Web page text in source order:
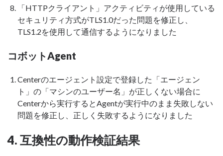
「HTTPクライアント」アクティビティが使用している
セキュリティ方式がTLS1.0だった問題を修正し、
TLS1.2を使用して通信するようになりました
コボットAgent
Centerのエージェント設定で登録した「エージェン
ト」の「マシンのユーザー名」が正しくない場合に
Centerから実行するとAgentが実行中のまま失敗しない
問題を修正し、正しく失敗するようになりました
4. 互換性の動作検証結果